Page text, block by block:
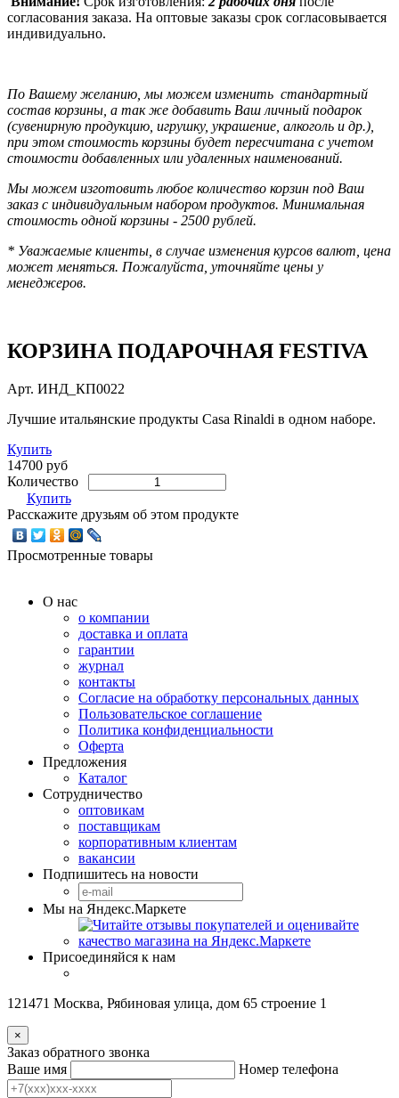
согласования заказа. На оптовые заказы срок согласовывается
индивидуально.
По Вашему желанию, мы можем изменить стандартный
состав корзины, а так же добавить Ваш личный подарок
(сувенирную продукцию, игрушку, украшение, алкоголь и др.),
при этом стоимость корзины будет пересчитана с учетом
стоимости добавленных или удаленных наименований.
Мы можем изготовить любое количество корзин под Ваш
заказ с индивидуальным набором продуктов. Минимальная
стоимость одной корзины - 2500 рублей.
* Уважаемые клиенты, в случае изменения курсов валют, цена
может меняться. Пожалуйста, уточняйте цены у
менеджеров.
КОРЗИНА ПОДАРОЧНАЯ FESTIVA
Арт. ИНД_КП0022
Лучшие итальянские продукты Casa Rinaldi в одном наборе.
Купить
14700 руб
Количество
Купить
Расскажите друзьям об этом продукте
Просмотренные товары
О нас
о компании
доставка и оплата
гарантии
журнал
контакты
Согласие на обработку персональных данных
Пользовательское соглашение
Политика конфиденциальности
Оферта
Предложения
Каталог
Сотрудничество
оптовикам
поставщикам
корпоративным клиентам
вакансии
Подпишитесь на новости
Мы на Яндекс.Маркете
Присоединяйся к нам
121471 Москва, Рябиновая улица, дом 65 строение 1
×
Заказ обратного звонка
Ваше имя
Номер телефона